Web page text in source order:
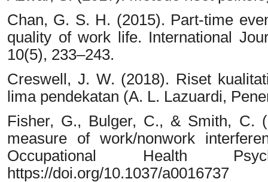
Chan, G. S. H. (2015). Part-time
quality of work life. International
10(5), 233–243.
Creswell, J. W. (2018). Riset
lima pendekatan (A. L. Lazuardi,
Fisher, G., Bulger, C., & Smith, C.
measure of work/nonwork
Occupational Health
https://doi.org/10.1037/a0016737